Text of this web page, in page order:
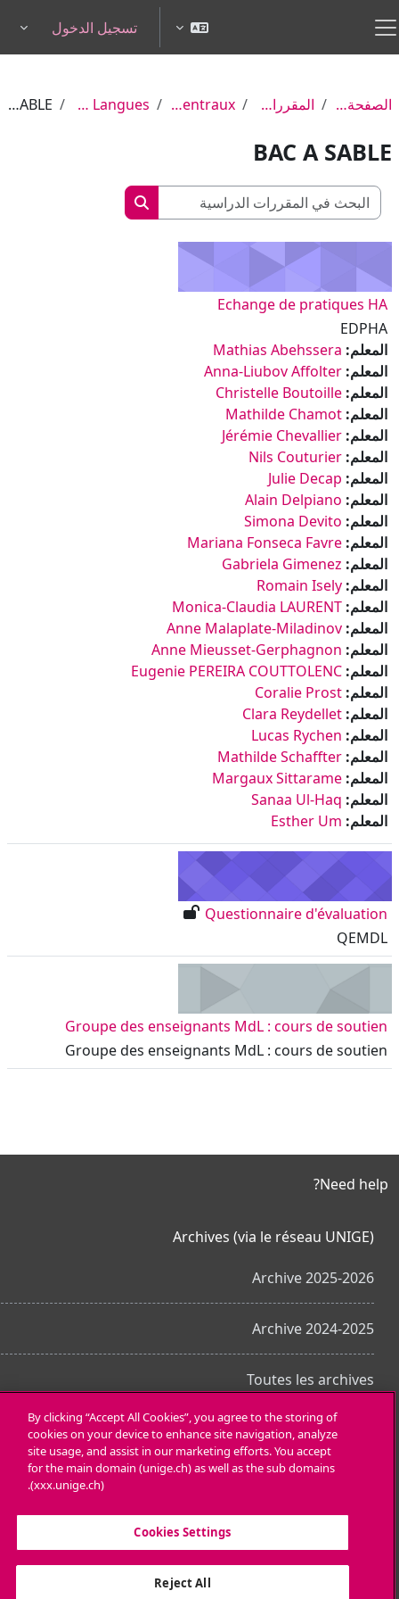
واجهة جانبية
تسجيل الدخول
الصفحة الرئيسية المقررات الدراسية Services centraux
Maison des Langues
BAC A SABLE
BAC A SABLE
البحث في المقررات
البحث في المقررات
Echange de pratiques HA
EDPHA
المعلم: Mathias Abehssera
المعلم: Anna-Liubov Affolter
المعلم: Christelle Boutoille
المعلم: Mathilde Chamot
المعلم: Jérémie Chevallier
المعلم: Nils Couturier
المعلم: Julie Decap
المعلم: Alain Delpiano
المعلم: Simona Devito
المعلم: Mariana Fonseca Favre
المعلم: Gabriela Gimenez
المعلم: Romain Isely
المعلم: Monica-Claudia LAURENT
المعلم: Anne Malaplate-Miladinov
المعلم: Anne Mieusset-Gerphagnon
المعلم: Eugenie PEREIRA COUTTOLENC
المعلم: Coralie Prost
المعلم: Clara Reydellet
المعلم: Lucas Rychen
المعلم: Mathilde Schaffter
المعلم: Margaux Sittarame
المعلم: Sanaa Ul-Haq
المعلم: Esther Um
Questionnaire d'évaluation
QEMDL
Groupe des enseignants MdL : cours de soutien
Groupe des enseignants MdL : cours de soutien
Need help?
Archives (via le réseau UNIGE)
Archive 2025-2026
Archive 2024-2025
Toutes les archives
احصل على تطبيق الجوّال
By clicking “Accept All Cookies”, you agree to the storing of
cookies on your device to enhance site navigation, analyze
site usage, and assist in our marketing efforts. You accept
for the main domain (unige.ch) as well as the sub domains
(xxx.unige.ch).
Cookies Settings
Reject All